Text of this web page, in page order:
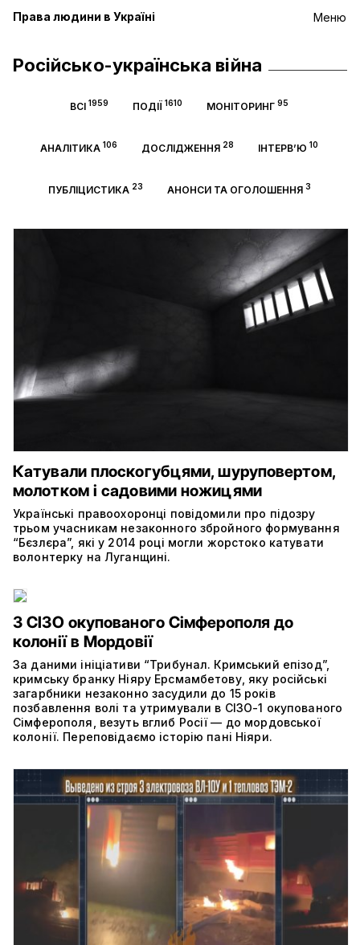
Меню
Права людини в Україні
Російсько-українська війна
ВСІ 1959 ПОДІЇ 1610 МОНІТОРИНГ 95
АНАЛІТИКА 106 ДОСЛІДЖЕННЯ 28 ІНТЕРВ’Ю 10
ПУБЛІЦИСТИКА 23 АНОНСИ ТА ОГОЛОШЕННЯ3
Катували плоскогубцями, шуруповертом,
молотком і садовими ножицями
Українські правоохоронці повідомили про підозру
трьом учасникам незаконного збройного формування
“Бєзлєра”, які у 2014 році могли жорстоко катувати
волонтерку на Луганщині.
З СІЗО окупованого Сімферополя до
колонії в Мордовії
За даними ініціативи “Трибунал. Кримський епізод”,
кримську бранку Ніяру Ерсмамбетову, яку російські
загарбники незаконно засудили до 15 років
позбавлення волі та утримували в СІЗО-1 окупованого
Сімферополя, везуть вглиб Росії — до мордовської
колонії. Переповідаємо історію пані Ніяри.